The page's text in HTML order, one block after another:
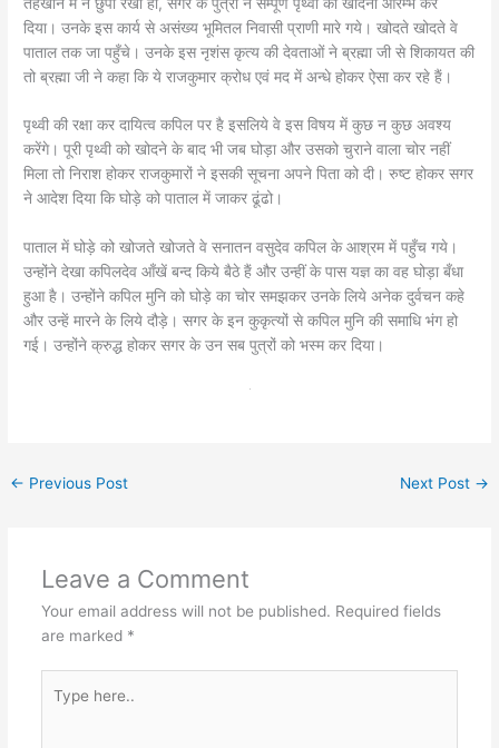
दिया। उनके इस कार्य से असंख्य भूमितल निवासी प्राणी मारे गये। खोदते खोदते वे
पाताल तक जा पहुँचे। उनके इस नृशंस कृत्य की देवताओं ने ब्रह्मा जी से शिकायत की
तो ब्रह्मा जी ने कहा कि ये राजकुमार क्रोध एवं मद में अन्धे होकर ऐसा कर रहे हैं।
पृथ्वी की रक्षा कर दायित्व कपिल पर है इसलिये वे इस विषय में कुछ न कुछ अवश्य
करेंगे। पूरी पृथ्वी को खोदने के बाद भी जब घोड़ा और उसको चुराने वाला चोर नहीं
मिला तो निराश होकर राजकुमारों ने इसकी सूचना अपने पिता को दी। रुष्ट होकर सगर
ने आदेश दिया कि घोड़े को पाताल में जाकर ढूंढो।
पाताल में घोड़े को खोजते खोजते वे सनातन वसुदेव कपिल के आश्रम में पहुँच गये।
उन्होंने देखा कपिलदेव आँखें बन्द किये बैठे हैं और उन्हीं के पास यज्ञ का वह घोड़ा बँधा
हुआ है। उन्होंने कपिल मुनि को घोड़े का चोर समझकर उनके लिये अनेक दुर्वचन कहे
और उन्हें मारने के लिये दौड़े। सगर के इन कुकृत्यों से कपिल मुनि की समाधि भंग हो
गई। उन्होंने क्रुद्ध होकर सगर के उन सब पुत्रों को भस्म कर दिया।
← Previous Post Next Post →
Leave a Comment
Your email address will not be published. Required fields
are marked *
here..